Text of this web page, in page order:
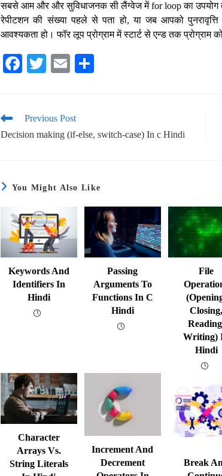
सबसे आम और और सुविधाजनक सी लैंग्वेज में for loop का उपयोग
रेपीटशन की संख्या पहले से पता हो, या जब आपको
आवश्यकता हो। फॉर लूप प्रोग्राम में स्टार्ट से एन्ड तक प्रोग्राम
Fa
ok
T
r
E
Previous Post
Decision making (if-else, switch-case) In c Hindi
You Might Also Like
Keywords And
Identifiers In
Hindi
Passing
Arguments To
Functions In C
Hindi
File
Closing,
Writing)
Hindi
Character
Arrays Vs.
String Literals
Increment And
Decrement
Break